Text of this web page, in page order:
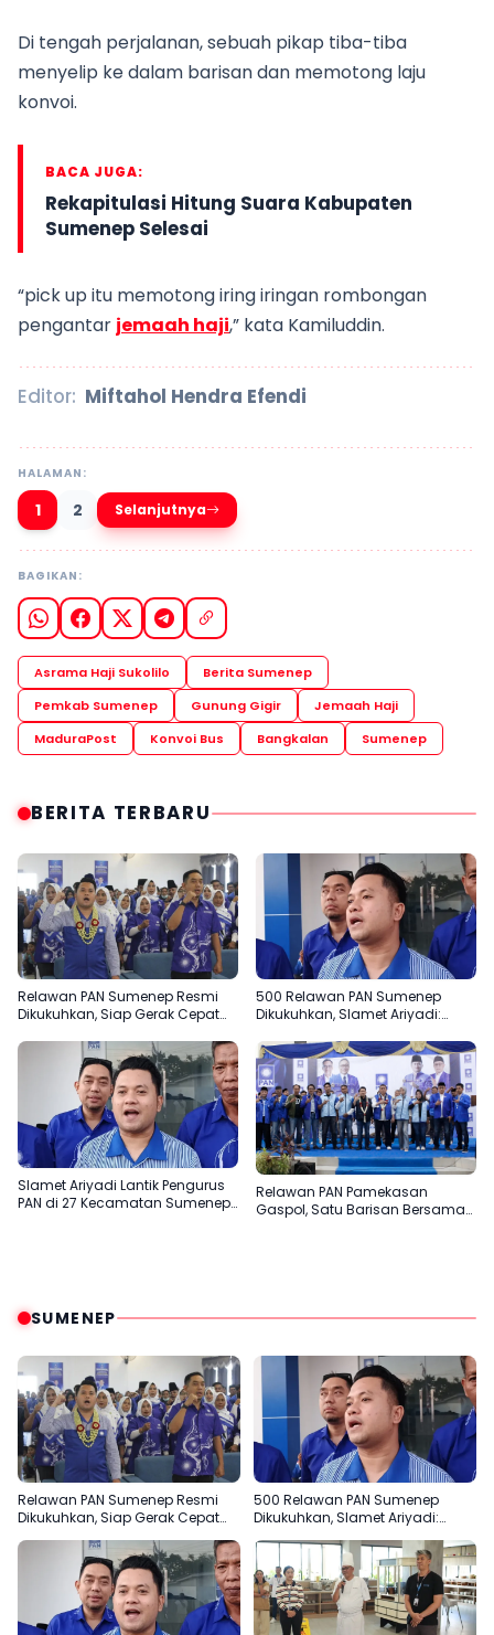
Di tengah perjalanan, sebuah pikap tiba-tiba
menyelip ke dalam barisan dan memotong laju
konvoi.
BACA JUGA:
Rekapitulasi Hitung Suara Kabupaten
Sumenep Selesai
“pick up itu memotong iring iringan rombongan
pengantar jemaah haji,” kata Kamiluddin.
Editor: Miftahol Hendra Efendi
HALAMAN:
1 2 Selanjutnya
BAGIKAN:
Asrama Haji Sukolilo
Berita Sumenep
Pemkab Sumenep
Gunung Gigir
Jemaah Haji
MaduraPost
Konvoi Bus Bangkalan Sumenep
BERITA TERBARU
Relawan PAN Sumenep Resmi
Dikukuhkan, Siap Gerak Cepat
500 Relawan PAN Sumenep
Dikukuhkan, Slamet Ariyadi:
Slamet Ariyadi Lantik Pengurus
PAN di 27 Kecamatan Sumenep,
Relawan PAN Pamekasan
Gaspol, Satu Barisan Bersama
SUMENEP
Relawan PAN Sumenep Resmi
Dikukuhkan, Siap Gerak Cepat
Bantu Rakyat
500 Relawan PAN Sumenep
Dikukuhkan, Slamet Ariyadi:
Garda Terdepan Bantu Rakyat